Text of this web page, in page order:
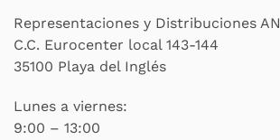
Representaciones y Distribuciones
C.C. Eurocenter local 143-144
35100 Playa del Inglés
Lunes a viernes:
9:00 – 13:00